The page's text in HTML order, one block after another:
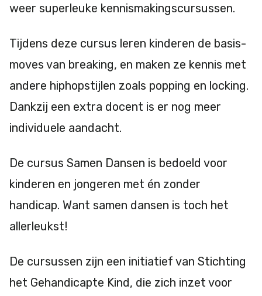
weer superleuke kennismakingscursussen.
Tijdens deze cursus leren kinderen de basis-
moves van breaking, en maken ze kennis met
andere hiphopstijlen zoals popping en locking.
Dankzij een extra docent is er nog meer
individuele aandacht.
De cursus Samen Dansen is bedoeld voor
kinderen en jongeren met én zonder
handicap. Want samen dansen is toch het
allerleukst!
De cursussen zijn een initiatief van Stichting
het Gehandicapte Kind, die zich inzet voor